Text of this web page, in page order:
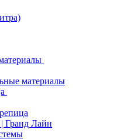
материалы
Гранд Лайн